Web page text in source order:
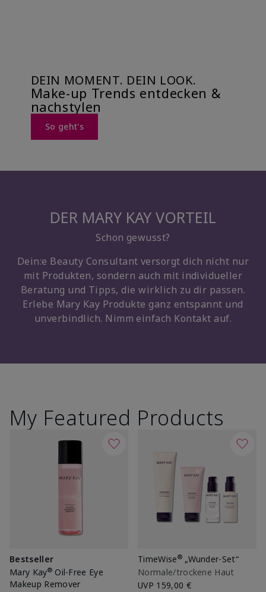
DEIN MOMENT. DEIN LOOK.
Make-up Trends entdecken &
nachstylen
So geht's
DER MARY KAY VORTEIL
Schon gewusst?
Dein:e Beauty Consultant versorgt dich nicht nur
mit Produkten, sondern auch mit individueller
Beratung und Tipps, die wirklich zu dir passen.
Erlebe Mary Kay Produkte ganz entspannt und
unverbindlich. Nimm einfach Kontakt auf.
My Featured Products
Bestseller
Mary Kay®Oil-Free Eye
Makeup Remover
TimeWise®„Wunder-Set“
Normale/trockene Haut
UVP 159,00 €